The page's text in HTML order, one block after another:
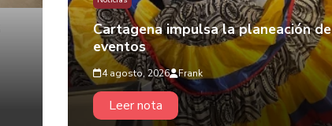
Cartagena impulsa la planeación de
eventos
4 agosto, 2026 Frank
Leer nota